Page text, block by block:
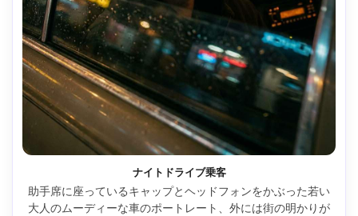
ナイトドライブ乗客
助手席に座っているキャップとヘッドフォンをかぶった若い
大人のムーディーな車のポートレート、外には街の明かりが